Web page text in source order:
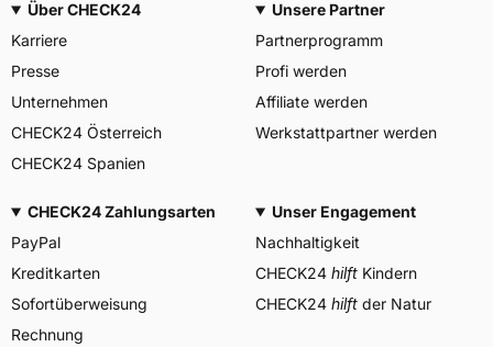
Allgemeine Produktsicherheit (GPSR)
PIRELLI TYRE SPA, Viale
consumer.support@pirelli.co
Über CHECK24
Karriere
Presse
Unternehmen
CHECK24 Österreich
CHECK24 Spanien
Unsere Partner
Partnerprogramm
Profi werden
Affiliate werden
Werkstattpartner werden
CHECK24 Zahlungsarten
PayPal
Kreditkarten
Sofortüberweisung
Rechnung
Unser Engagement
Nachhaltigkeit
CHECK24 hilft Kindern
CHECK24 hilft der Natur